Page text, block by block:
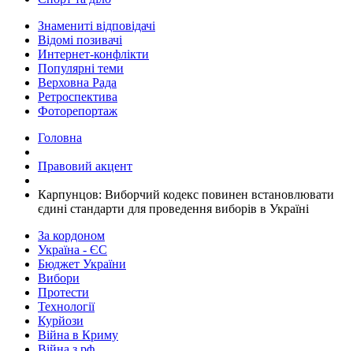
Знамениті відповідачі
Відомі позивачі
Интернет-конфлікти
Популярні теми
Верховна Рада
Ретроспектива
Фоторепортаж
Головна
Правовий акцент
Карпунцов: Виборчий кодекс повинен встановлювати
єдині стандарти для проведення виборів в Україні
За кордоном
Україна - ЄС
Бюджет України
Вибори
Протести
Технології
Курйози
Війна в Криму